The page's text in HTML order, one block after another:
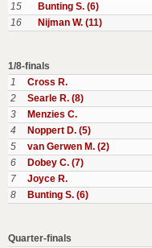
15
Bunting S. (6)
16
Nijman W. (11)
1/8-finals
1
Cross R.
2
Searle R. (8)
3
Menzies C.
4
Noppert D. (5)
5
van Gerwen M. (2)
6
Dobey C. (7)
7
Joyce R.
8
Bunting S. (6)
Quarter-finals